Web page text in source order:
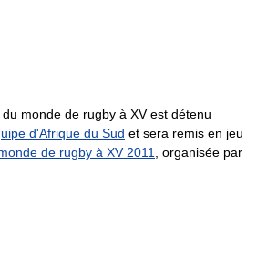
monde de rugby à XV est détenu
d'Afrique du Sud et sera remis en jeu
de rugby à XV 2011, organisée par